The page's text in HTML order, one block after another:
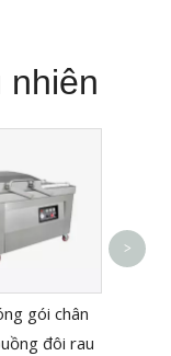
nhiên
gói chân
đôi rau
>